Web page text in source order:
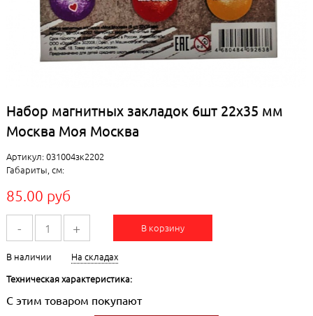
Набор магнитных закладок 6шт 22х35 мм
Москва Моя Москва
Артикул: 031004зк2202
Габариты, см:
85.00 руб
- + В корзину
В наличии
На складах
Техническая характеристика:
С этим товаром покупают